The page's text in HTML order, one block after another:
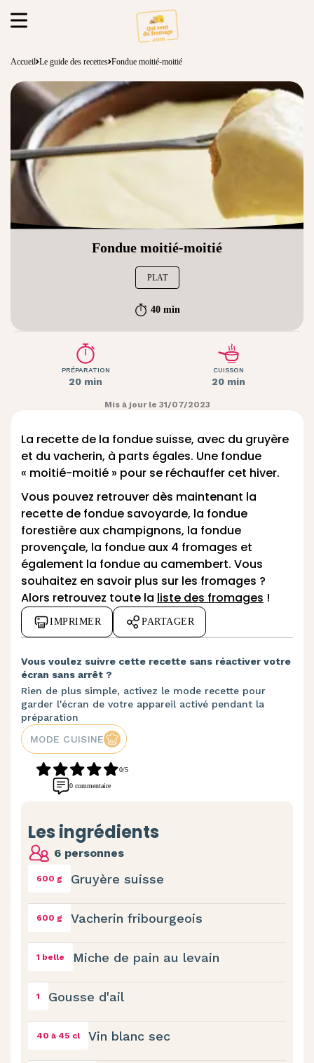
Accueil Le guide des recettes Fondue moitié-moitié
Fondue moitié-moitié
PLAT
40 min
PRÉPARATION
20 min
CUISSON
20 min
Mis à jour le 31/07/2023
La recette de la fondue suisse, avec du gruyère
et du vacherin, à parts égales. Une fondue
« moitié-moitié » pour se réchauffer cet hiver.
Vous pouvez retrouver dès maintenant la
recette de fondue savoyarde, la fondue
forestière aux champignons, la fondue
provençale, la fondue aux 4 fromages et
également la fondue au camembert. Vous
souhaitez en savoir plus sur les fromages ?
Alors retrouvez toute la liste des fromages !
IMPRIMER PARTAGER
Vous voulez suivre cette recette sans réactiver votre
écran sans arrêt ?
Rien de plus simple, activez le mode recette pour
garder l'écran de votre appareil activé pendant la
préparation
MODE CUISINE
0/5
0 commentaire
Les ingrédients
6 personnes
600 g Gruyère suisse
600 g Vacherin fribourgeois
1 belle Miche de pain au levain
1 Gousse d'ail
40 à 45 cl Vin blanc sec